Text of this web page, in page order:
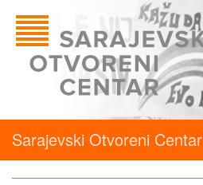
Sarajevski Otvoreni Centar